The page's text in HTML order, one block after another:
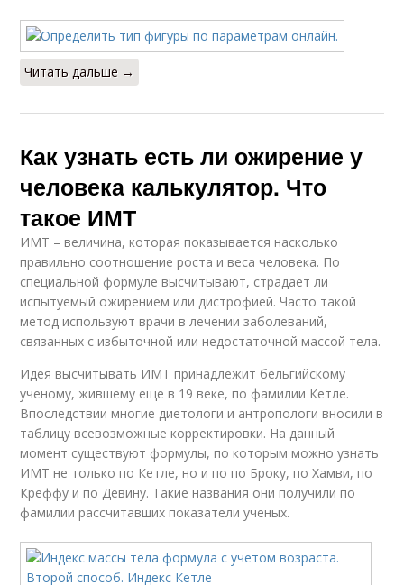
Читать дальше →
Как узнать есть ли ожирение у
человека калькулятор. Что
такое ИМТ
ИМТ – величина, которая показывается насколько
правильно соотношение роста и веса человека. По
специальной формуле высчитывают, страдает ли
испытуемый ожирением или дистрофией. Часто такой
метод используют врачи в лечении заболеваний,
связанных с избыточной или недостаточной массой тела.
Идея высчитывать ИМТ принадлежит бельгийскому
ученому, жившему еще в 19 веке, по фамилии Кетле.
Впоследствии многие диетологи и антропологи вносили в
таблицу всевозможные корректировки. На данный
момент существуют формулы, по которым можно узнать
ИМТ не только по Кетле, но и по по Броку, по Хамви, по
Креффу и по Девину. Такие названия они получили по
фамилии рассчитавших показатели ученых.